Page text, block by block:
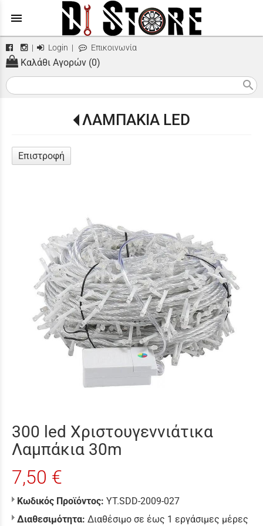
menu
| Login | Επικοινωνία
Καλάθι Αγορών (0)
search
ΛΑΜΠΑΚΙΑ LED
Επιστροφή
300 led Χριστουγεννιάτικα
Λαμπάκια 30m
7,50 €
Κωδικός Προϊόντος: YT.SDD-2009-027
Διαθεσιμότητα: Διαθέσιμο σε έως 1 εργάσιμες μέρες